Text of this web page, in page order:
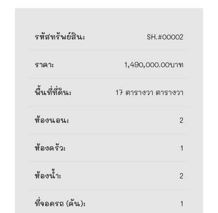
รหัสทรัพย์สิน: SH.#00002
ราคา: 1,490,000.00บาท
พื้นที่ที่ดิน: 17 ตารางวา ตารางวา
ห้องนอน: 2
ห้องครัว: 1
ห้องน้ำ: 2
ที่จอดรถ (คัน): 1